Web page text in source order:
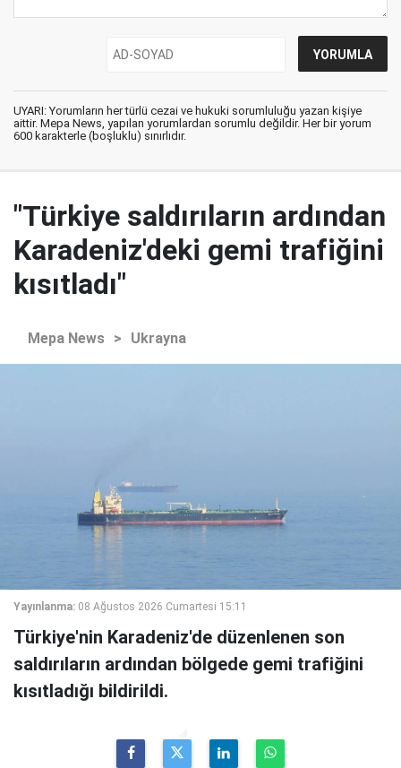
UYARI: Yorumların her türlü cezai ve hukuki sorumluluğu yazan kişiye
aittir. Mepa News, yapılan yorumlardan sorumlu değildir. Her bir yorum
600 karakterle (boşluklu) sınırlıdır.
"Türkiye saldırıların ardından
Karadeniz'deki gemi trafiğini
kısıtladı"
Mepa News > Ukrayna
Yayınlanma: 08 Ağustos 2026 Cumartesi 15:11
Türkiye'nin Karadeniz'de düzenlenen son
saldırıların ardından bölgede gemi trafiğini
kısıtladığı bildirildi.